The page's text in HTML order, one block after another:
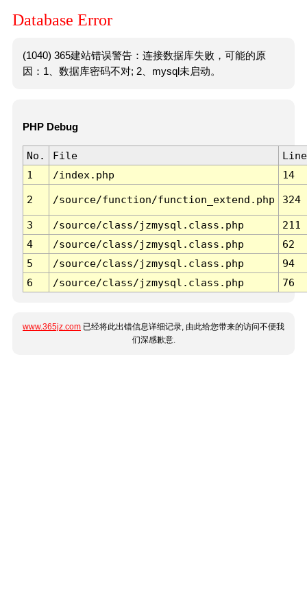
Database Error
(1040) 365建站错误警告：连接数据库失败，可能的原
因：1、数据库密码不对; 2、mysql未启动。
PHP Debug
No. File
Line
1
/index.php 14
2 /source/function/function_extend.php 324
3 /source/class/jzmysql.class.php
211
4
/source/class/jzmysql.class.php
62
5
/source/class/jzmysql.class.php
94
6
/source/class/jzmysql.class.php 76
www.365jz.com 已经将此出错信息详细记录, 由此给您带来的访问不便我
们深感歉意.